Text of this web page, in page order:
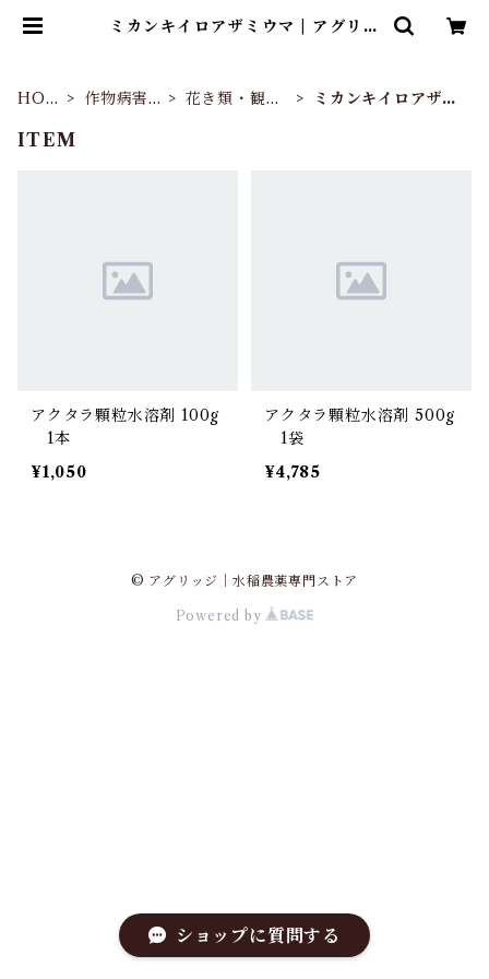
ミカンキイロアザミウマ | アグリッ
HOM
作物病害
花き類・観葉
ミカンキイロアザミ
ITEM
アクタラ顆粒水溶剤 100g
1本
¥1,050
アクタラ顆粒水溶剤 500g
1袋
¥4,785
© アグリッジ｜水稲農薬専門ストア
Powered by
ショップに質問する